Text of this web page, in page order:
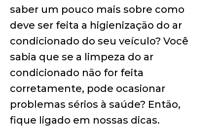
saber um pouco mais sobre como
deve ser feita a higienização do ar
condicionado do seu veículo? Você
sabia que se a limpeza do ar
condicionado não for feita
corretamente, pode ocasionar
problemas sérios à saúde? Então,
fique ligado em nossas dicas.